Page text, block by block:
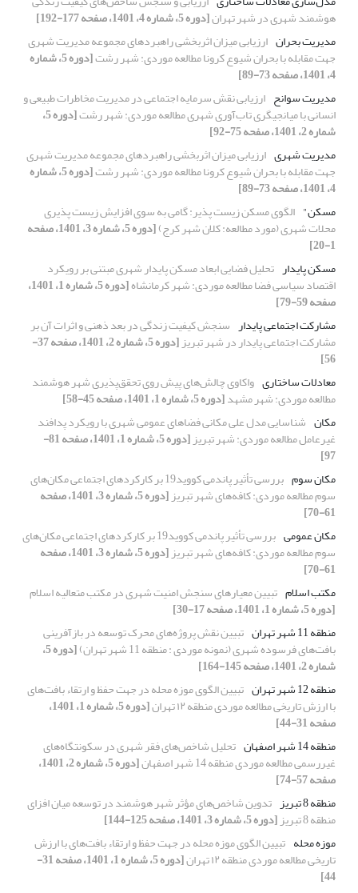
هوشمند شهری در شهر تهران[دوره 5، شماره 4، 1401، صفحه 177-192]
مدیریت بحران ارزیابی میزان اثربخشی راهبردهای مجموعه مدیریت شهری
جهت مقابله با بحران شیوع کرونا مطالعه موردی: شهر رشت [دوره 5، شماره
4، 1401، صفحه 73-89]
مدیریت سوانح ارزیابی نقش سرمایه اجتماعی در مدیریت مخاطرات طبیعی و
انسانی با میانجیگری تاب‌آوری شهری مطالعه موردی: شهر رشت [دوره 5،
شماره 2، 1401، صفحه 75-92]
مدیریت شهری ارزیابی میزان اثربخشی راهبردهای مجموعه مدیریت شهری
جهت مقابله با بحران شیوع کرونا مطالعه موردی: شهر رشت [دوره 5، شماره
4، 1401، صفحه 73-89]
مسکن" الگوی مسکن زیست پذیر: گامی به سوی افزایش زیست پذیری
محلات شهری (مورد مطالعه: کلان شهر کرج) [دوره 5، شماره 3، 1401، صفحه
1-20]
مسکن پایدار تحلیل فضایی ابعاد مسکن پایدار شهری مبتنی بر رویکرد
اقتصاد سیاسی فضا مطالعه موردی: شهر کرمانشاه [دوره 5، شماره 1، 1401،
صفحه 59-79]
مشارکت اجتماعی پایدار سنجش کیفیت زندگی در بعد ذهنی و اثرات آن بر
مشارکت اجتماعی پایدار در شهر تبریز [دوره 5، شماره 2، 1401، صفحه 37-
56]
معادلات ساختاری واکاوی چالش‌های پیش روی تحقق‌پذیری شهر هوشمند
مطالعه موردی: شهر مشهد[دوره 5، شماره 1، 1401، صفحه 45-58]
مکان شناسایی مدل علی مکانی فضاهای عمومی شهری با رویکرد پدافند
غیرعامل مطالعه موردی: شهر تبریز [دوره 5، شماره 1، 1401، صفحه 81-
97]
مکان سوم
بررسی تأثیر پاندمی کووید19 بر کارکردهای اجتماعی مکان‌های
سوم مطالعه موردی: کافه‌های شهر تبریز [دوره 5، شماره 3، 1401، صفحه
61-70]
مکان عمومی
بررسی تأثیر پاندمی کووید19 بر کارکردهای اجتماعی مکان‌های
سوم مطالعه موردی: کافه‌های شهر تبریز [دوره 5، شماره 3، 1401، صفحه
61-70]
مکتب اسلام تبیین معیارهای سنجش امنیت شهری در مکتب متعالیه اسلام
[دوره 5، شماره 1، 1401، صفحه 17-30]
منطقه 11 شهر تهران
تبیین نقش پروژه‌های محرک توسعه در بازآفرینی
بافت‌های فرسوده شهری (نمونه موردی : منطقه 11 شهر تهران) [دوره 5،
شماره 2، 1401، صفحه 145-164]
منطقه 12 شهر تهران
تبیین الگوی موزه محله در جهت حفظ و ارتقاء بافت‌های
با ارزش تاریخی مطالعه موردی منطقه ۱۲ تهران [دوره 5، شماره 1، 1401،
صفحه 31-44]
منطقه 14 شهر اصفهان
تحلیل شاخص‌های فقر شهری در سکونتگاه‌های
غیررسمی مطالعه موردی منطقه 14 شهر اصفهان [دوره 5، شماره 2، 1401،
صفحه 57-74]
منطقه 8 تبریز
تدوین شاخص‌های مؤثر شهر هوشمند در توسعه میان افزای
منطقه 8 تبریز
[دوره 5، شماره 3، 1401، صفحه 125-144]
موزه محله تبیین الگوی موزه محله در جهت حفظ و ارتقاء بافت‌های با ارزش
تاریخی مطالعه موردی منطقه ۱۲ تهران [دوره 5، شماره 1، 1401، صفحه 31-
44]